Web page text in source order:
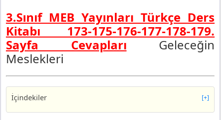
3.Sınıf MEB Yayınları Türkçe Ders
Kitabı 173-175-176-177-178-179.
Sayfa Cevapları Geleceğin
Meslekleri
İçindekiler [+]
3. Sınıf Türkçe Ders Kitabı Sayfa 173 Cevapları MEB